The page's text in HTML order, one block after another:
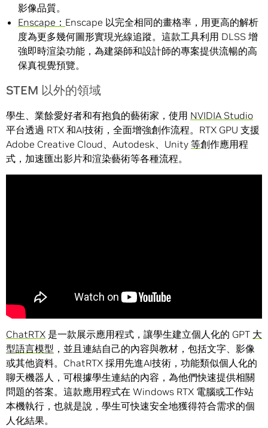
影像品質。
Enscape： Enscape 以完全相同的畫格率，用更高的解析
度為更多幾何圖形實現光線追蹤。這款工具利用 DLSS 增
強即時渲染功能，為建築師和設計師的專案提供流暢的高
保真視覺預覽。
STEM 以外的領域
學生、業餘愛好者和有抱負的藝術家，使用 NVIDIA Studio
平台透過 RTX 和AI技術，全面增強創作流程。RTX GPU 支援
Adobe Creative Cloud、Autodesk、Unity 等創作應用程
式，加速匯出影片和渲染藝術等各種流程。
ChatRTX 是一款展示應用程式，讓學生建立個人化的 GPT 大
型語言模型 ，並且連結自己的內容與教材，包括文字、影像
或其他資料。ChatRTX 採用先進AI技術，功能類似個人化的
聊天機器人，可根據學生連結的內容，為他們快速提供相關
問題的答案。這款應用程式在 Windows RTX 電腦或工作站
本機執行，也就是說，學生可快速安全地獲得符合需求的個
人化結果。